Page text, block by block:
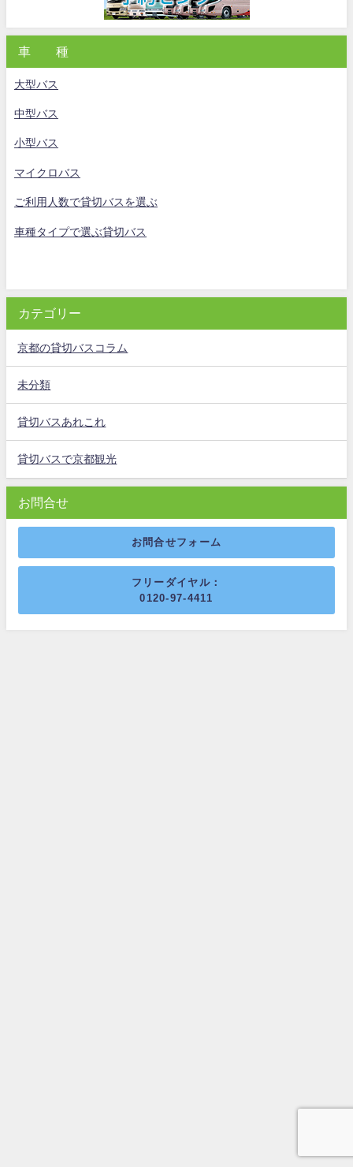
車 種
大型バス
中型バス
小型バス
マイクロバス
ご利用人数で貸切バスを選ぶ
車種タイプで選ぶ貸切バス
カテゴリー
京都の貸切バスコラム
未分類
貸切バスあれこれ
貸切バスで京都観光
お問合せ
お問合せフォーム
フリーダイヤル：
0120-97-4411